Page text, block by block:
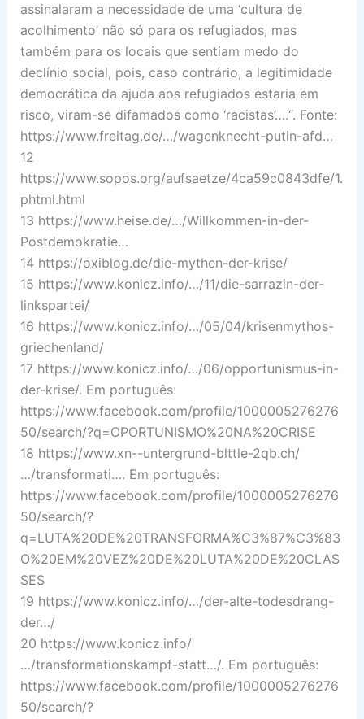
assinalaram a necessidade de uma ‘cultura de
acolhimento’ não só para os refugiados, mas
também para os locais que sentiam medo do
declínio social, pois, caso contrário, a legitimidade
democrática da ajuda aos refugiados estaria em
risco, viram-se difamados como ‘racistas’….“. Fonte:
https://www.freitag.de/…/wagenknecht-putin-afd…
12
https://www.sopos.org/aufsaetze/4ca59c0843dfe/1.
phtml.html
13 https://www.heise.de/…/Willkommen-in-der-
Postdemokratie…
14 https://oxiblog.de/die-mythen-der-krise/
15 https://www.konicz.info/…/11/die-sarrazin-der-
linkspartei/
16 https://www.konicz.info/…/05/04/krisenmythos-
griechenland/
17 https://www.konicz.info/…/06/opportunismus-in-
der-krise/. Em português:
https://www.facebook.com/profile/1000005276276
50/search/?q=OPORTUNISMO%20NA%20CRISE
18 https://www.xn--untergrund-blttle-2qb.ch/
…/transformati…. Em português:
https://www.facebook.com/profile/1000005276276
50/search/?
q=LUTA%20DE%20TRANSFORMA%C3%87%C3%83
O%20EM%20VEZ%20DE%20LUTA%20DE%20CLAS
SES
19 https://www.konicz.info/…/der-alte-todesdrang-
der…/
20 https://www.konicz.info/
…/transformationskampf-statt…/. Em português:
https://www.facebook.com/profile/1000005276276
50/search/?